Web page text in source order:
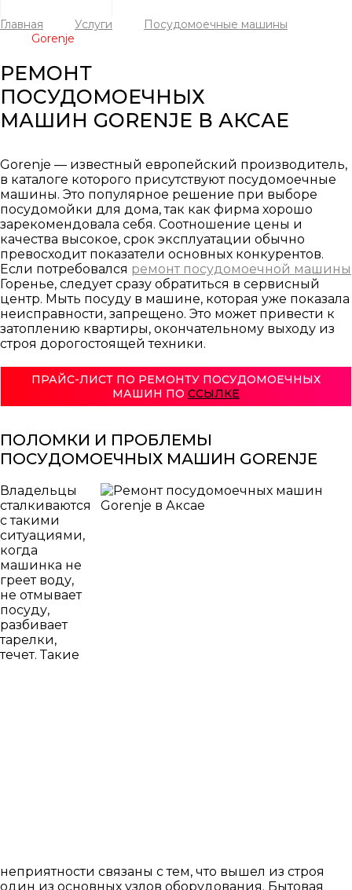
ХОЛОДИЛЬНИКИ
СУШИЛЬНЫЕ МАШИНЫ
КОНДИЦИОНЕРЫ И СПЛИТ СИСТЕМЫ
ТОРГОВОЕ ХОЛОДИЛЬНОЕ ОБОРУДОВАНИЕ
МОРОЗИЛЬНЫЕ КАМЕРЫ
Главная Услуги
Посудомоечные машины
Gorenje
РЕМОНТ
ПОСУДОМОЕЧНЫХ
МАШИН GORENJE В АКСАЕ
Gorenje — известный европейский производитель,
в каталоге которого присутствуют посудомоечные
машины. Это популярное решение при выборе
посудомойки для дома, так как фирма хорошо
зарекомендовала себя. Соотношение цены и
качества высокое, срок эксплуатации обычно
превосходит показатели основных конкурентов.
Если потребовался ремонт посудомоечной машины
Горенье, следует сразу обратиться в сервисный
центр. Мыть посуду в машине, которая уже показала
неисправности, запрещено. Это может привести к
затоплению квартиры, окончательному выходу из
строя дорогостоящей техники.
ПРАЙС-ЛИСТ ПО РЕМОНТУ ПОСУДОМОЕЧНЫХ
МАШИН ПО ССЫЛКЕ
ПОЛОМКИ И ПРОБЛЕМЫ
ПОСУДОМОЕЧНЫХ МАШИН GORENJE
Владельцы
сталкиваются
с такими
ситуациями,
когда
машинка не
греет воду,
не отмывает
посуду,
разбивает
тарелки,
течет. Такие
неприятности связаны с тем, что вышел из строя
один из основных узлов оборудования. Бытовая